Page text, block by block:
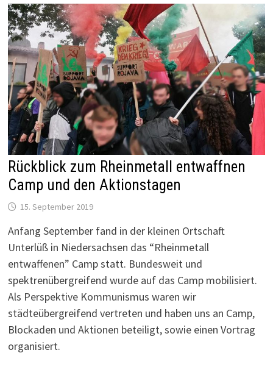
Rückblick zum Rheinmetall entwaffnen
Camp und den Aktionstagen
15. September 2019
Anfang September fand in der kleinen Ortschaft
Unterlüß in Niedersachsen das “Rheinmetall
entwaffenen” Camp statt. Bundesweit und
spektrenübergreifend wurde auf das Camp mobilisiert.
Als Perspektive Kommunismus waren wir
städteübergreifend vertreten und haben uns an Camp,
Blockaden und Aktionen beteiligt, sowie einen Vortrag
organisiert.